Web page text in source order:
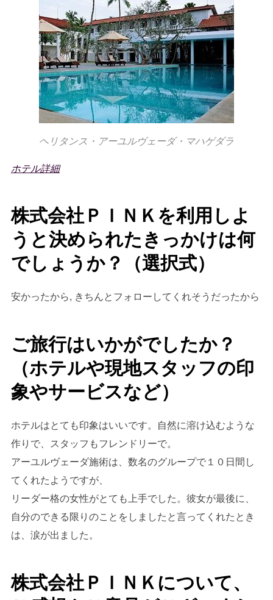
ヘリタンス・アーユルヴェーダ・マハゲダラ
ホテル詳細
株式会社ＰＩＮＫを利用しよ
うと決められたきっかけは何
でしょうか？（選択式）
安かったから, きちんとフォローしてくれそうだったから
ご旅行はいかがでしたか？
（ホテルや現地スタッフの印
象やサービスなど）
ホテルはとても印象はいいです。自然に溶け込むような
作りで、スタッフもフレンドリーで。
アーユルヴェーダ施術は、数名のグループで１０日間し
てくれたようですが、
リーダー格の女性がとても上手でした。彼女が最後に、
自分のできる限りのことをしましたと言ってくれたとき
は、涙が出ました。
株式会社ＰＩＮＫについて、